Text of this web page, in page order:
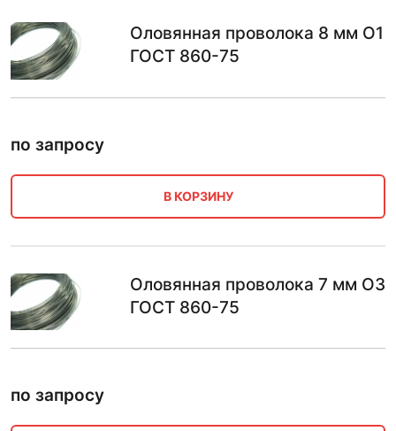
Оловянная проволока 8 мм О1
ГОСТ 860-75
по запросу
В КОРЗИНУ
Оловянная проволока 7 мм О3
ГОСТ 860-75
по запросу